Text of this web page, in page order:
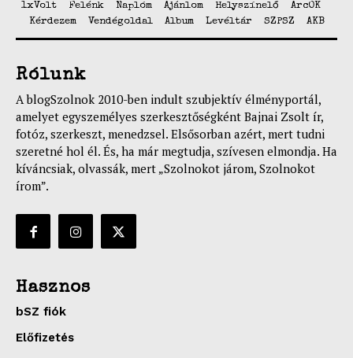
1xVolt Felénk Naplóm Ajánlom Helyszínelő
ArcOK
Kérdezem
Vendégoldal Album Levéltár SZPSZ AKB
Rólunk
A blogSzolnok 2010-ben indult szubjektív élményportál,
amelyet egyszemélyes szerkesztőségként Bajnai Zsolt ír,
fotóz, szerkeszt, menedzsel. Elsősorban azért, mert tudni
szeretné hol él. És, ha már megtudja, szívesen elmondja. Ha
kíváncsiak, olvassák, mert „Szolnokot járom, Szolnokot
írom”.
Hasznos
bSZ fiók
Előfizetés